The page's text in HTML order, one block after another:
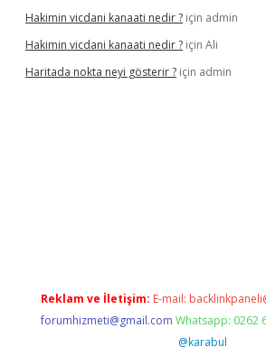
Hakimin vicdani kanaati nedir ? için admin
Hakimin vicdani kanaati nedir ? için Ali
Haritada nokta neyi gösterir ? için admin
Reklam ve İletişim: E-mail:
forumhizmeti@gmail.com Whatsapp: 0262
@karabul